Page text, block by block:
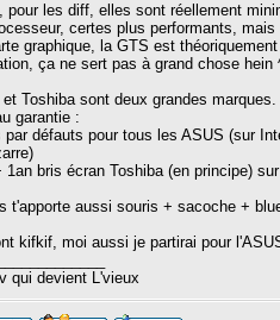
pour les diff, elles sont réellement
certes plus performants,
graphique, la GTS est
ça ne sert pas à grand chose hein
Toshiba sont deux grandes marques.
garantie :
par défauts pour tous les ASUS (sur
1an bris écran Toshiba (en principe)
t'apporte aussi souris + sacoche +
kifkif, moi aussi je partirai pour
qui devient L'vieux